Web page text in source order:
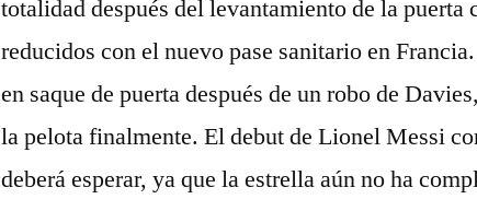
totalidad después del levantamiento de la puerta
reducidos con el nuevo pase sanitario en
en saque de puerta después de un robo de
la pelota finalmente. El debut de Lionel Messi
deberá esperar, ya que la estrella aún no ha